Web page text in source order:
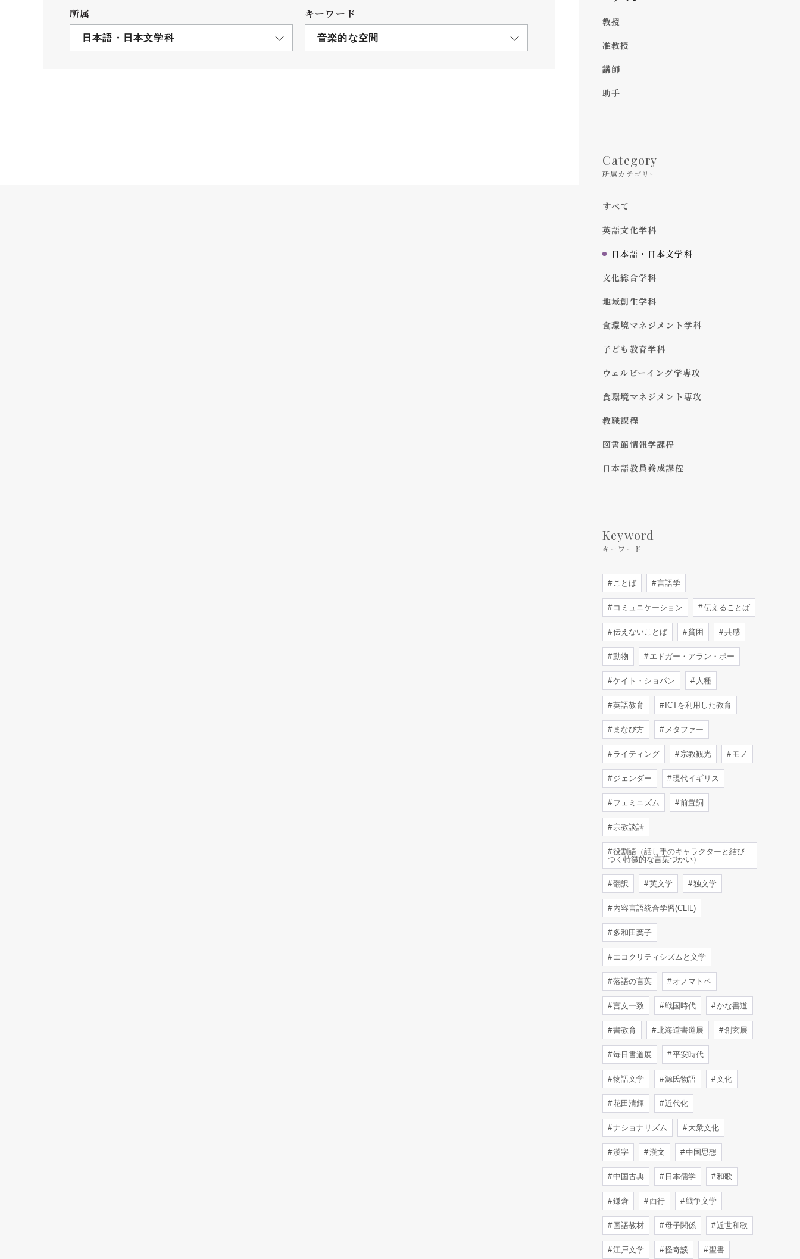
３Dパノラマビュー
所属
日本語・日本文学科
キーワード
音楽的な空間
教授
准教授
講師
助手
Category
所属カテゴリー
すべて
英語文化学科
日本語・日本文学科
文化総合学科
地域創生学科
食環境マネジメント学科
子ども教育学科
ウェルビーイング学専攻
食環境マネジメント専攻
教職課程
図書館情報学課程
日本語教員養成課程
Keyword
キーワード
ことば 言語学
コミュニケーション 伝えることば
伝えないことば 貧困 共感
動物 エドガー・アラン・ポー
ケイト・ショパン 人種
英語教育 ICTを利用した教育
まなび方 メタファー
ライティング 宗教観光 モノ
ジェンダー 現代イギリス
フェミニズム 前置詞
宗教談話
役割語（話し手のキャラクターと結び
つく特徴的な言葉づかい）
翻訳 英文学 独文学
内容言語統合学習(CLIL)
多和田葉子
エコクリティシズムと文学
落語の言葉 オノマトペ
言文一致 戦国時代 かな書道
書教育 北海道書道展 創玄展
毎日書道展 平安時代
物語文学 源氏物語 文化
花田清輝 近代化
ナショナリズム 大衆文化
漢字 漢文 中国思想
中国古典 日本儒学 和歌
鎌倉 西行 戦争文学
国語教材 母子関係 近世和歌
江戸文学 怪奇談 聖書